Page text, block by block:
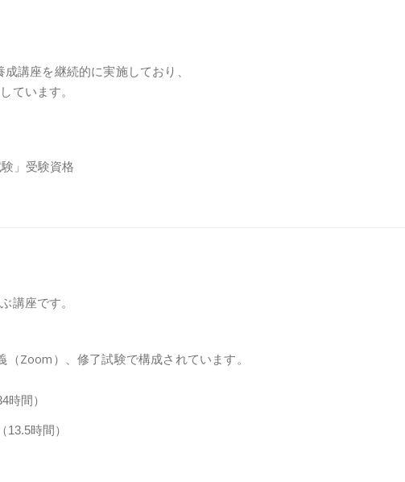
講座を継続的に実施しており、
ています。
」受験資格
講座です。
Zoom）、修了試験で構成されています。
時間）
時間）